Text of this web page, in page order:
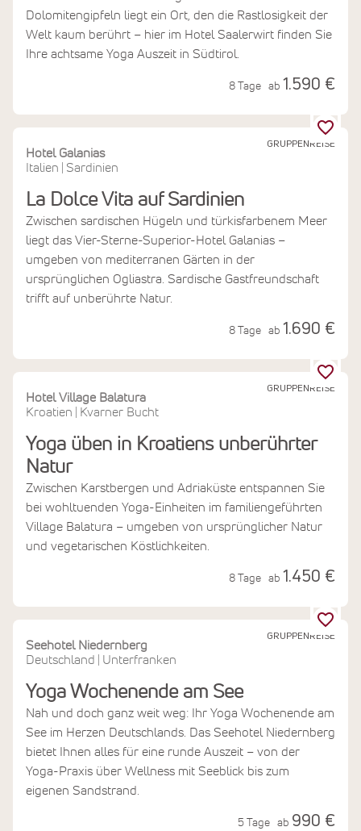
Dolomitengipfeln liegt ein Ort, den die Rastlosigkeit der
Welt kaum berührt – hier im Hotel Saalerwirt finden Sie
Ihre achtsame Yoga Auszeit in Südtirol.
8 Tage ab 1.590 €
GRUPPENREISE
Hotel Galanias
Italien
Sardinien
La Dolce Vita auf Sardinien
Zwischen sardischen Hügeln und türkisfarbenem Meer
liegt das Vier-Sterne-Superior-Hotel Galanias –
umgeben von mediterranen Gärten in der
ursprünglichen Ogliastra. Sardische Gastfreundschaft
trifft auf unberührte Natur.
8 Tage ab 1.690 €
GRUPPENREISE
Hotel Village Balatura
Kroatien
Kvarner Bucht
Yoga üben in Kroatiens unberührter
Natur
Zwischen Karstbergen und Adriaküste entspannen Sie
bei wohltuenden Yoga-Einheiten im familiengeführten
Village Balatura – umgeben von ursprünglicher Natur
und vegetarischen Köstlichkeiten.
8 Tage ab 1.450 €
GRUPPENREISE
Seehotel Niedernberg
Deutschland
Unterfranken
Yoga Wochenende am See
Nah und doch ganz weit weg: Ihr Yoga Wochenende am
See im Herzen Deutschlands. Das Seehotel Niedernberg
bietet Ihnen alles für eine runde Auszeit – von der
Yoga-Praxis über Wellness mit Seeblick bis zum
eigenen Sandstrand.
5 Tage ab 990 €